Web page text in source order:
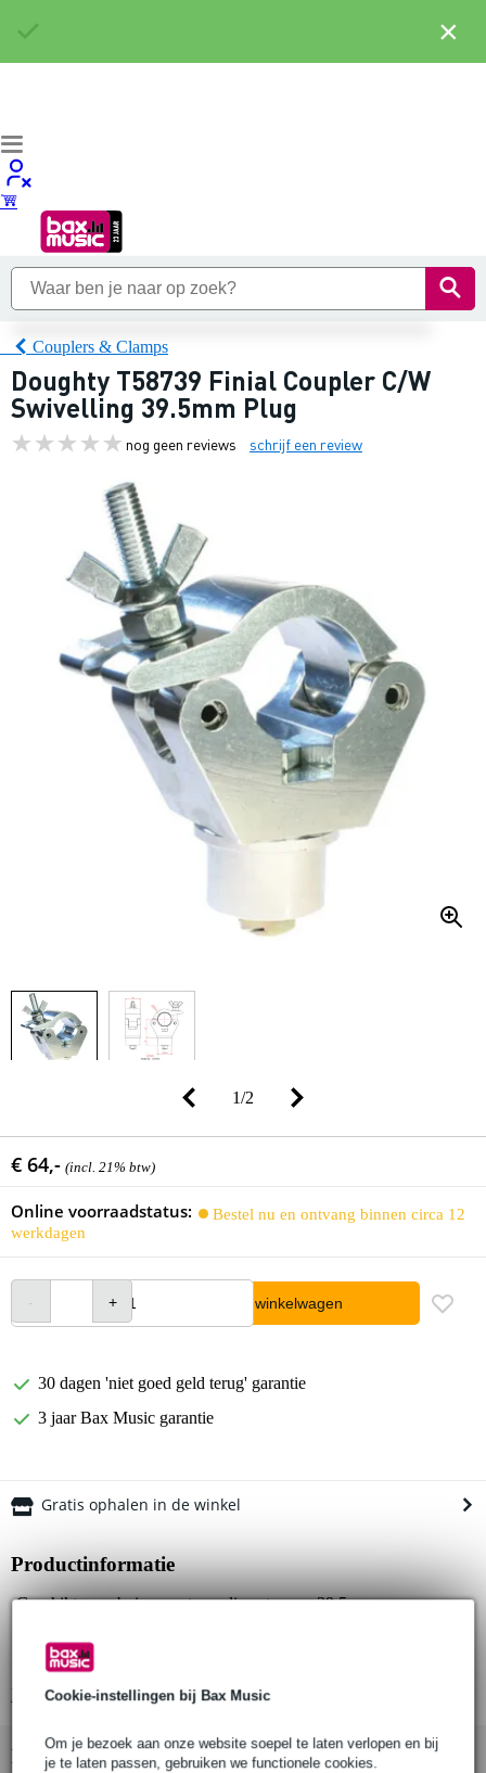
Cookie-instellingen bij Bax Music
Om je bezoek aan onze website soepel te laten verlopen en bij
je te laten passen, gebruiken we functionele cookies.
Couplers & Clamps
Doughty T58739 Finial Coupler C/W
Swivelling 39.5mm Plug
nog geen reviews schrijf een review
1/2
€ 64,- (incl. 21% btw)
Online voorraadstatus:
Bestel nu en ontvang binnen circa 12
werkdagen
In winkelwagen
30 dagen 'niet goed geld terug' garantie
3 jaar Bax Music garantie
Gratis ophalen in de winkel
Productinformatie
Geschikt voor buizen met een diameter van 39,5 mm
Materiaal roll pins: roestvrij staal
Bekijk alle productspecificaties
Bekijk ook eens (3)
×